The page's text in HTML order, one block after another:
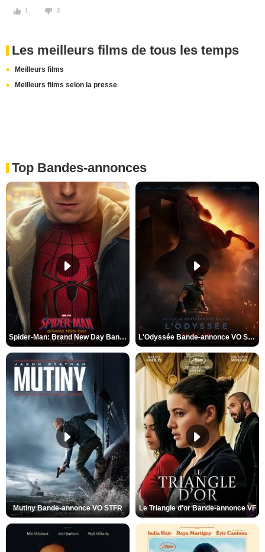
1 2
Les meilleurs films de tous les temps
Meilleurs films
Meilleurs films selon la presse
Top Bandes-annonces
Spider-Man: Brand New Day Bande-annonce VO STFR L'Odyssée Bande-annonce VO STFR
Mutiny Bande-annonce VO STFR Le Triangle d'or Bande-annonce VF